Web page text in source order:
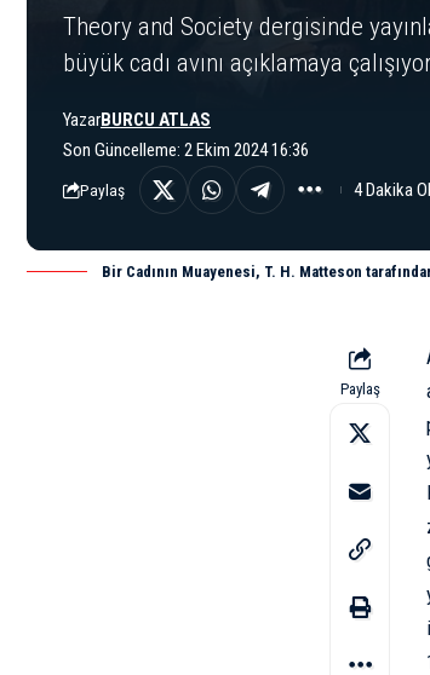
Theory and Society dergisinde
büyük cadı avını açıklamaya
Son Güncelleme: 2 Ekim 2024 16:36
YazarBURCU ATLAS
Paylaş 4 Dakika
Bir Cadının Muayenesi, T. H. Matteson
Paylaş